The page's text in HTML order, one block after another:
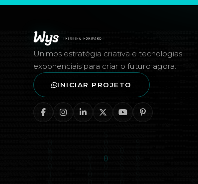
Rodapé — Agência Wys
Unimos estratégia criativa e tecnologias
exponenciais para criar o futuro agora.
INICIAR PROJETO